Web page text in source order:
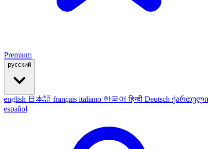
Premium
русский
english 日本語 français italiano 한국어हिन्दी Deutsch ქართული
español